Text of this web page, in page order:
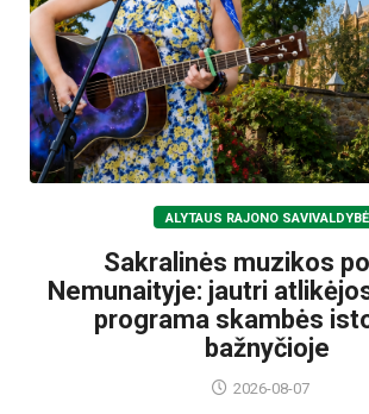
ALYTAUS RAJONO SAVIVALDYBĖ
Sakralinės muzikos
Nemunaityje: jautri
programa skambės
bažnyčioje
2026-08-07